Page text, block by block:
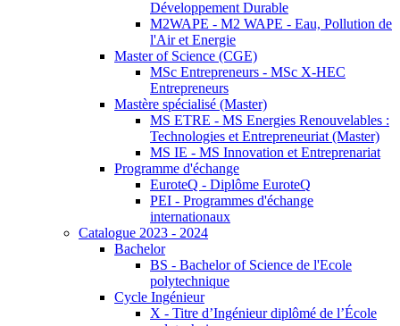
Développement Durable
M2WAPE - M2 WAPE - Eau, Pollution de
l'Air et Energie
Master of Science (CGE)
MSc Entrepreneurs - MSc X-HEC
Entrepreneurs
Mastère spécialisé (Master)
MS ETRE - MS Energies Renouvelables :
Technologies et Entrepreneuriat (Master)
MS IE - MS Innovation et Entreprenariat
Programme d'échange
EuroteQ - Diplôme EuroteQ
PEI - Programmes d'échange
internationaux
Catalogue 2023 - 2024
Bachelor
BS - Bachelor of Science de l'Ecole
polytechnique
Cycle Ingénieur
X - Titre d’Ingénieur diplômé de l’École